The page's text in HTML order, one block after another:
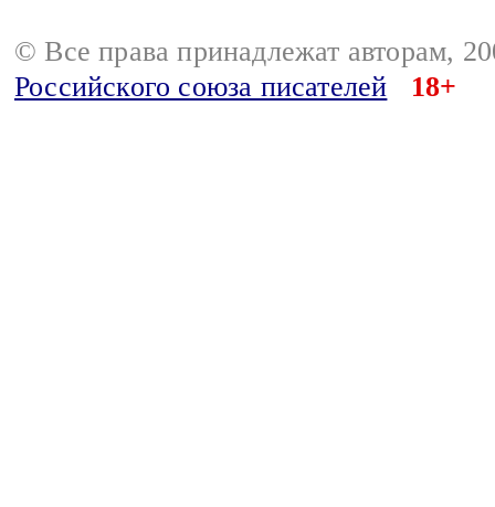
© Все права принадлежат авторам,
Российского союза писателей
18+